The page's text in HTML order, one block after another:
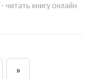
книгу онлайн
»